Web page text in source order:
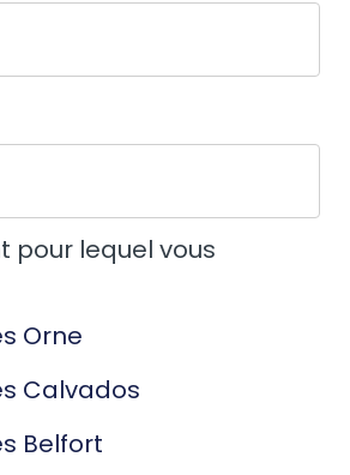
pour lequel vous
Orne
Calvados
Belfort